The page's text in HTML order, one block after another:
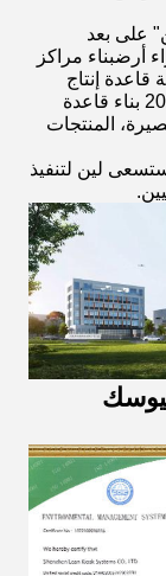
"شنشن" على بعد
أرضبناء مراكز
قاعدة إنتاج
سلسلة الصناعة بأكملها، نأمل أن في عام 2025 بناء قاعدة
المنتجات
لين لتنفيذ